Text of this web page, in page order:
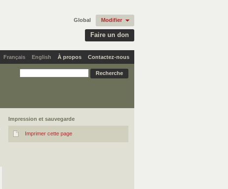
Faire un don
Global Modifier
Français English À propos Contactez-nous
Impression et sauvegarde
Imprimer cette page